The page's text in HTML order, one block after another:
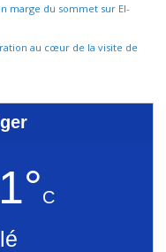
marge du sommet sur El-
au cœur de la visite de
C